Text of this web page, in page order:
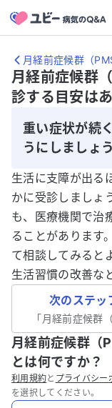
月経前症候群（
月経前症候群
診する目安は
重い症状が続
うにしましょう
生活に支障が出る
かに受診しましょ
も、医療機関で治
ることがあります
て相談してみると
生活習慣の改善な
次のステッ
「月経前症候群
月経前症候群（
とは何ですか？
利用規約と プライバシー
を選択してください。